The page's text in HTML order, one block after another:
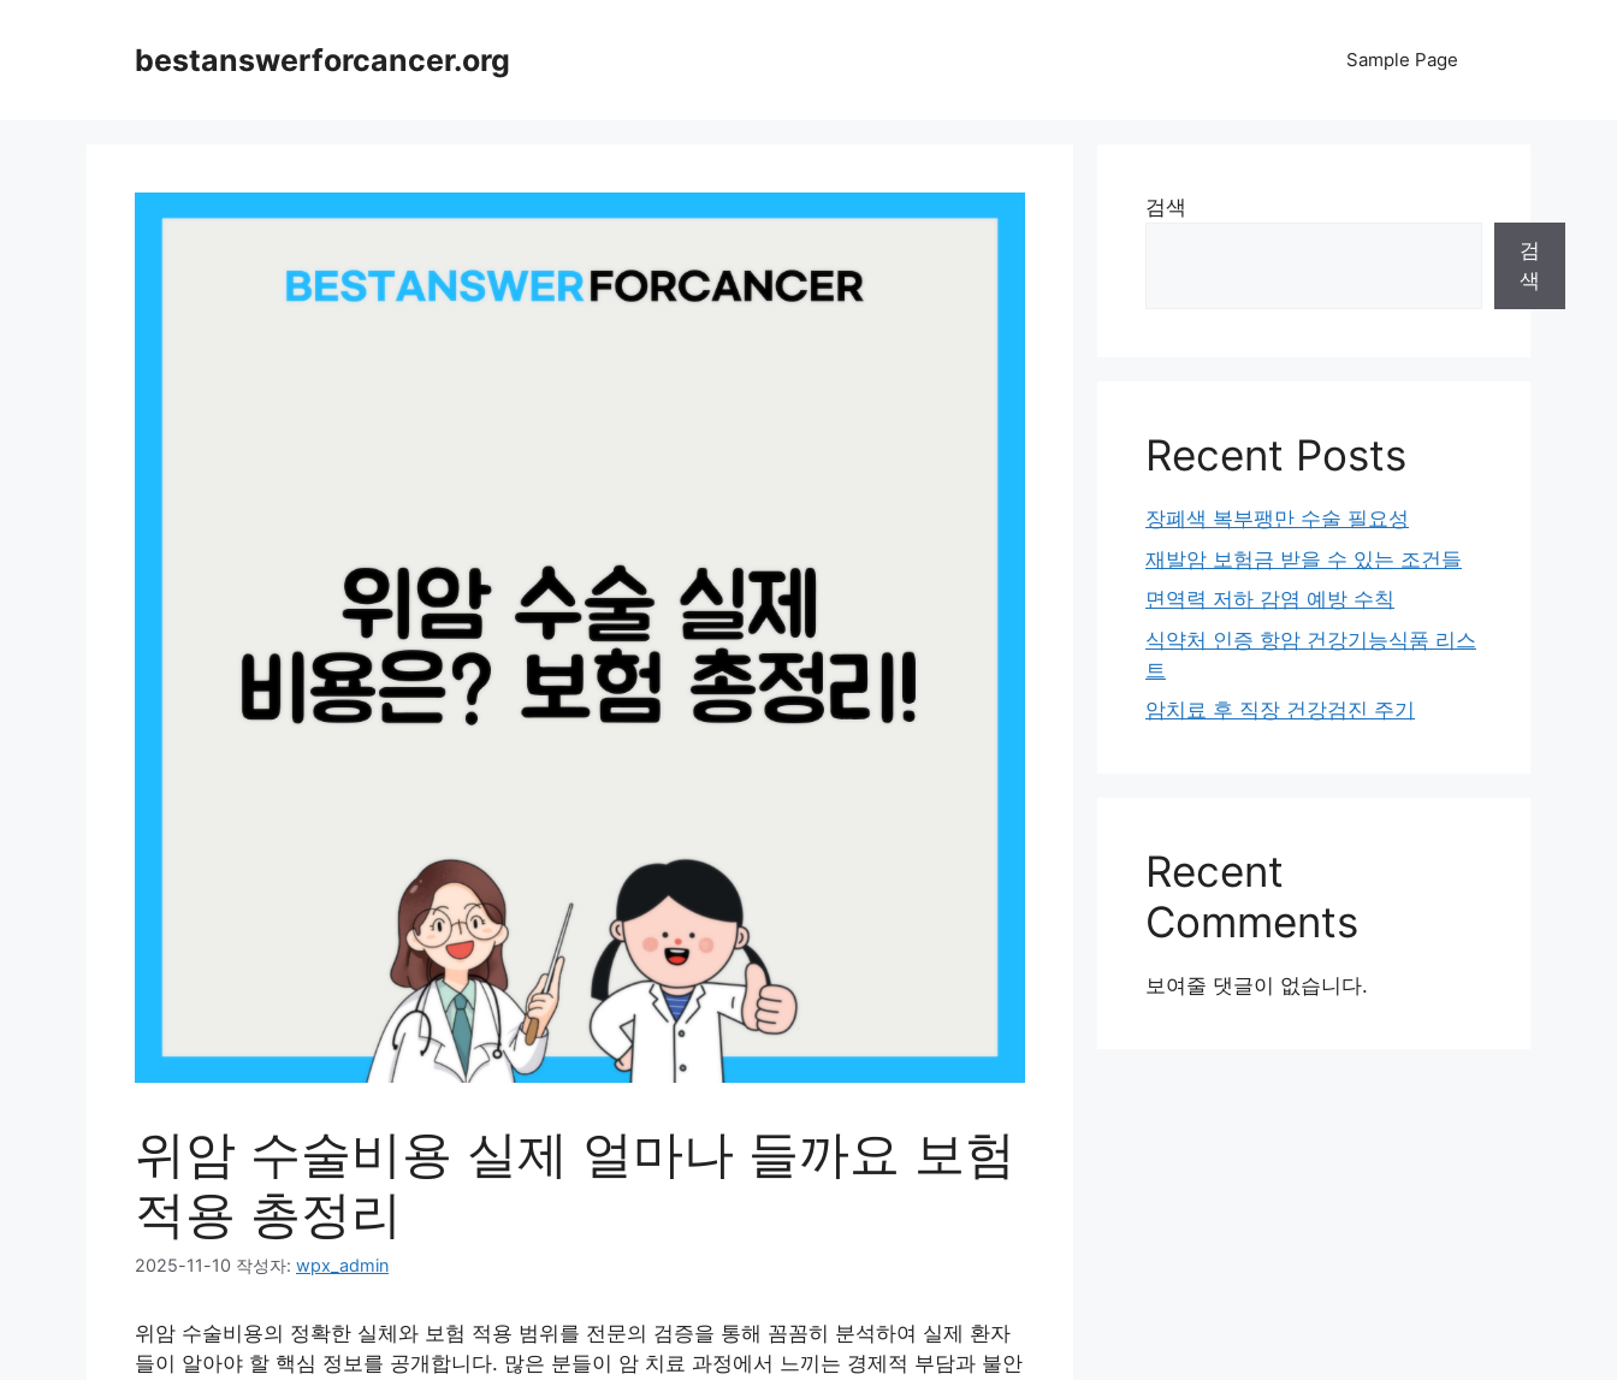
bestanswerforcancer.org Sample Page
위암 수술비용 실제 얼마나 들까요 보험
적용 총정리
2025-11-10 작성자: wpx_admin
위암 수술비용의 정확한 실체와 보험 적용 범위를 전문의 검증을 통해 꼼꼼히 분석하여 실제 환자
들이 알아야 할 핵심 정보를 공개합니다. 많은 분들이 암 치료 과정에서 느끼는 경제적 부담과 불안
검색
검
색
Recent Posts
장폐색 복부팽만 수술 필요성
재발암 보험금 받을 수 있는 조건들
면역력 저하 감염 예방 수칙
식약처 인증 항암 건강기능식품 리스
트
암치료 후 직장 건강검진 주기
Recent
Comments
보여줄 댓글이 없습니다.